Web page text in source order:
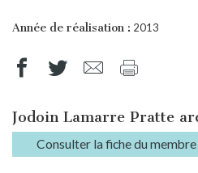
Année de réalisation : 2013
Jodoin Lamarre Pratte
Consulter la fiche du membre